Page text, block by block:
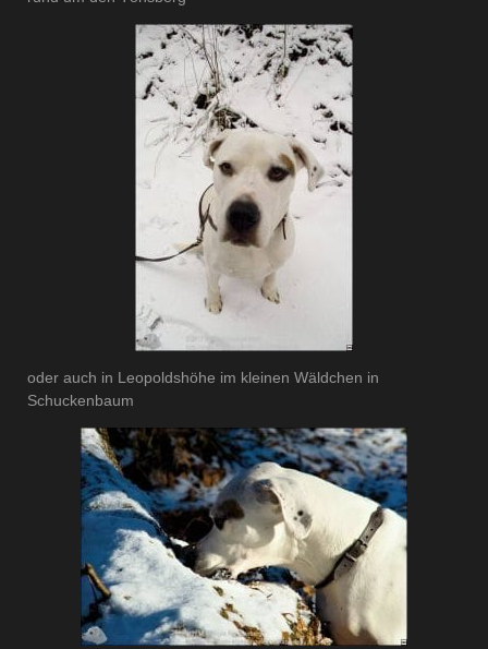
oder auch in Leopoldshöhe im kleinen Wäldchen in
Schuckenbaum